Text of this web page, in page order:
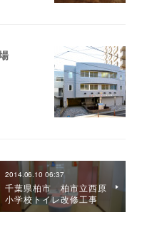
2014.06.10 06:37
千葉県柏市 柏市立西原
小学校トイレ改修工事